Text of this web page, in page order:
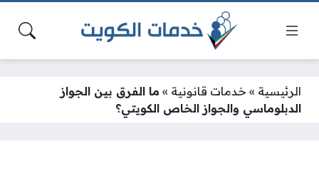
الرئيسية » خدمات قانونية » ما الفرق بين الجواز
الدبلوماسي والجواز الخاص الكويتي؟